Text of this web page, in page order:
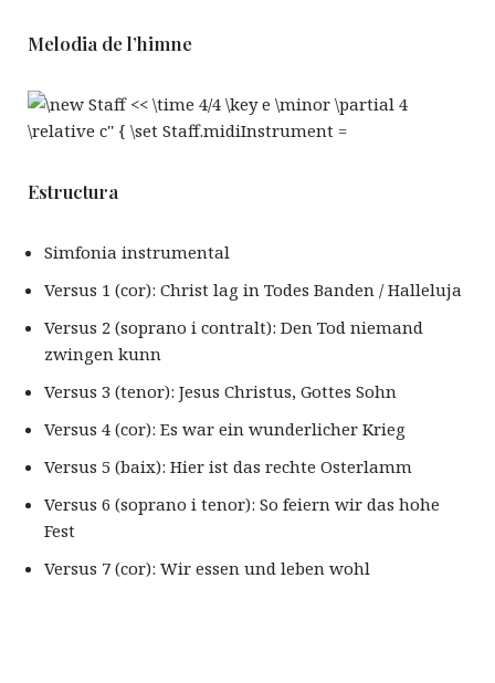
Melodia de l’himne
Estructura
Simfonia instrumental
Versus 1 (cor): Christ lag in Todes Banden / Halleluja
Versus 2 (soprano i contralt): Den Tod niemand
zwingen kunn
Versus 3 (tenor): Jesus Christus, Gottes Sohn
Versus 4 (cor): Es war ein wunderlicher Krieg
Versus 5 (baix): Hier ist das rechte Osterlamm
Versus 6 (soprano i tenor): So feiern wir das hohe
Fest
Versus 7 (cor): Wir essen und leben wohl